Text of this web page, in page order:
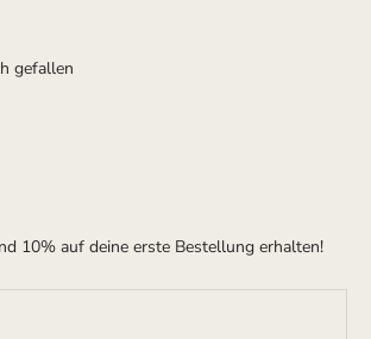
10% auf deine erste Bestellung erhalten!